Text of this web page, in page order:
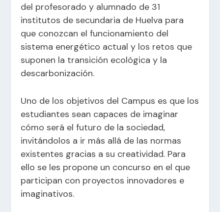
del profesorado y alumnado de 31
institutos de secundaria de Huelva para
que conozcan el funcionamiento del
sistema energético actual y los retos que
suponen la transición ecológica y la
descarbonización.
Uno de los objetivos del Campus es que los
estudiantes sean capaces de imaginar
cómo será el futuro de la sociedad,
invitándolos a ir más allá de las normas
existentes gracias a su creatividad. Para
ello se les propone un concurso en el que
participan con proyectos innovadores e
imaginativos.